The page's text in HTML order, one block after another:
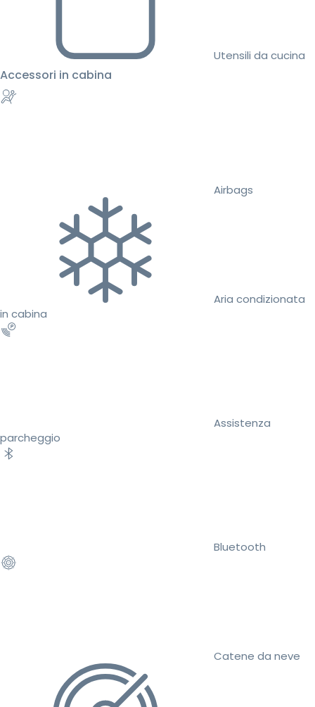
Utensili da cucina
Accessori in cabina
Airbags
Aria condizionata
in cabina
Assistenza
parcheggio
Bluetooth
Catene da neve